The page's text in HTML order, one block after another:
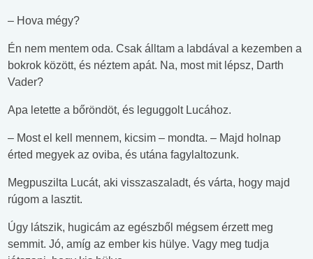
‒ Hova mégy?
Én nem mentem oda. Csak álltam a labdával a kezemben a
bokrok között, és néztem apát. Na, most mit lépsz, Darth
Vader?
Apa letette a bőröndöt, és leguggolt Lucához.
‒ Most el kell mennem, kicsim ‒ mondta. ‒ Majd holnap
érted megyek az oviba, és utána fagylaltozunk.
Megpuszilta Lucát, aki visszaszaladt, és várta, hogy majd
rúgom a lasztit.
Úgy látszik, hugicám az egészből mégsem érzett meg
semmit. Jó, amíg az ember kis hülye. Vagy meg tudja